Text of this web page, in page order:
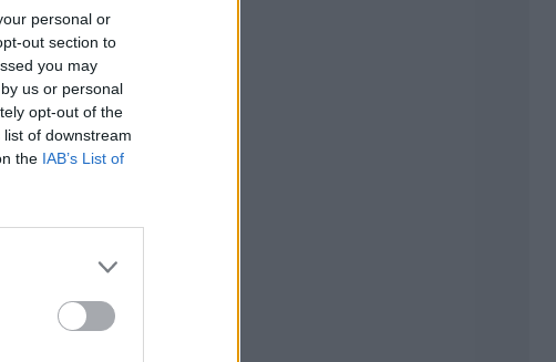
personal or
out section to
you may
us or personal
opt-out of the
of downstream
the IAB’s List of